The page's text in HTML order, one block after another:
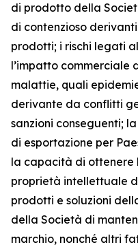
di prodotto della
di contenzioso
prodotti; i rischi legati
l’impatto commerciale
malattie, quali
derivante da conflitti
sanzioni conseguenti;
di esportazione per
la capacità di ottenere
proprietà intellettuale
prodotti e soluzioni
della Società di
marchio, nonché altri